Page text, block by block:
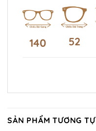
140 52
SẢN PHẨM TƯƠNG TỰ